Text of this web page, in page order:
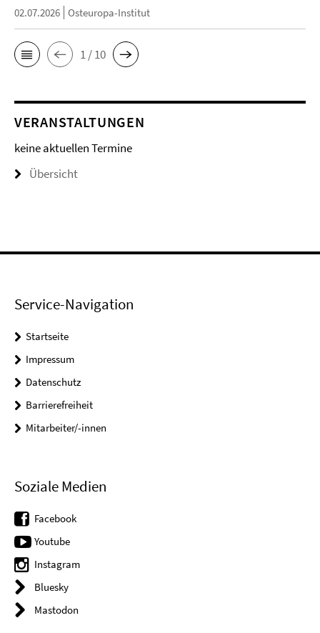
02.07.2026 Osteuropa-Institut
1 / 10
VERANSTALTUNGEN
keine aktuellen Termine
Übersicht
Service-Navigation
Startseite
Impressum
Datenschutz
Barrierefreiheit
Mitarbeiter/-innen
Soziale Medien
Facebook
Youtube
Instagram
Bluesky
Mastodon